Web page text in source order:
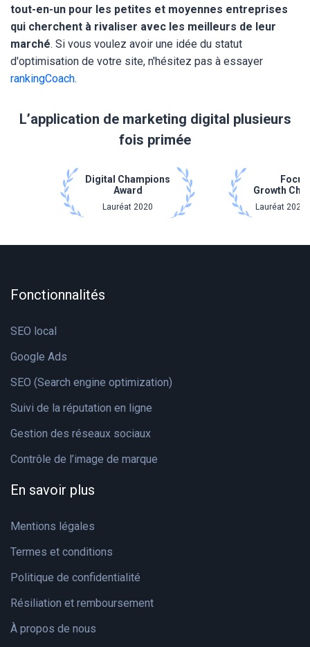
tout-en-un pour les petites et moyennes entreprises
qui cherchent à rivaliser avec les meilleurs de leur
marché. Si vous voulez avoir une idée du statut
d'optimisation de votre site, n'hésitez pas à essayer
rankingCoach.
L’application de marketing digital plusieurs
fois primée
Digital Champions
Award
Lauréat 2020
Focus
Growth
Lauréat 2021
Fonctionnalités
SEO local
Google Ads
SEO (Search engine optimization)
Suivi de la réputation en ligne
Gestion des réseaux sociaux
Contrôle de l’image de marque
En savoir plus
Mentions légales
Termes et conditions
Politique de confidentialité
Résiliation et remboursement
À propos de nous